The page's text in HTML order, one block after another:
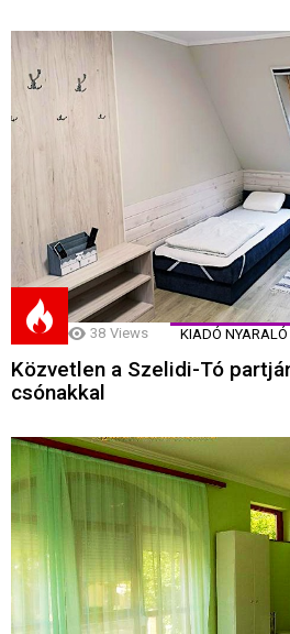
38 Views KIADÓ NYARALÓ
Közvetlen a Szelidi-Tó
csónakkal